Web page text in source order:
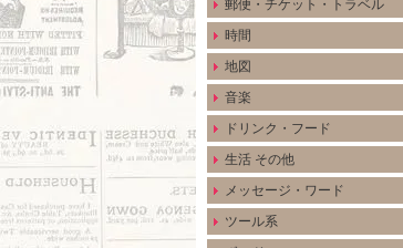
郵便・チケット・トラベル
時間
地図
音楽
ドリンク・フード
生活 その他
メッセージ・ワード
ツール系